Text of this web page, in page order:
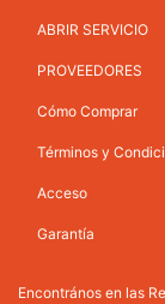
ABRIR SERVICIO
PROVEEDORES
Cómo Comprar
Términos y
Acceso
Garantía
Encontrános en las